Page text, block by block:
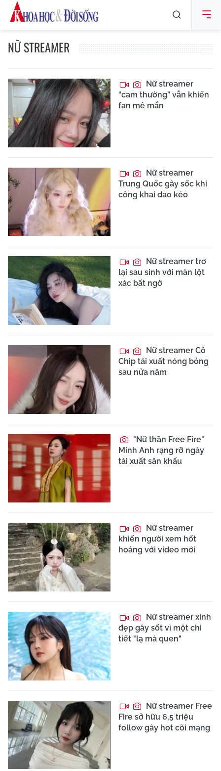
NỮ STREAMER
Nữ streamer
“cam thường” vẫn khiến
fan mê mẩn
Nữ streamer
Trung Quốc gây sốc khi
công khai dao kéo
Nữ streamer trở
lại sau sinh với màn lột
xác bất ngờ
Nữ streamer Cô
Chip tái xuất nóng bỏng
sau nửa năm
"Nữ thần Free Fire"
Minh Anh rạng rỡ ngày
tái xuất sân khấu
Nữ streamer
khiến người xem hốt
hoảng với video mới
Nữ streamer xinh
đẹp gây sốt vì một chi
tiết "lạ mà quen"
Nữ streamer Free
Fire sở hữu 6,5 triệu
follow gây hot cõi mạng